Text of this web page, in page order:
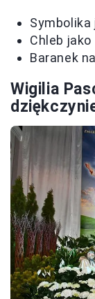
Symbolika
Chleb jako
Baranek
Wigilia